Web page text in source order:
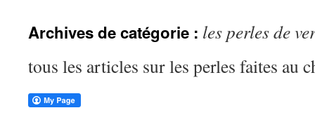
Archives de catégorie : les perles de
tous les articles sur les perles faites au